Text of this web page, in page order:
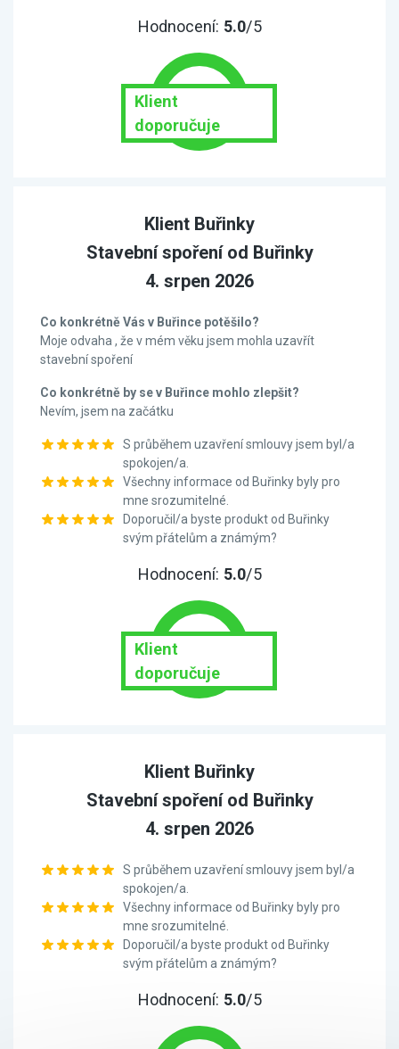
Hodnocení: 5.0/5
Klient
doporučuje
Klient Buřinky
Stavební spoření od Buřinky
4. srpen 2026
Co konkrétně Vás v Buřince potěšilo?
Moje odvaha , že v mém věku jsem mohla uzavřít
stavební spoření
Co konkrétně by se v Buřince mohlo zlepšit?
Nevím, jsem na začátku
S průběhem uzavření smlouvy jsem byl/a
spokojen/a.
Všechny informace od Buřinky byly pro
mne srozumitelné.
Doporučil/a byste produkt od Buřinky
svým přátelům a známým?
Hodnocení: 5.0/5
Klient
doporučuje
Klient Buřinky
Stavební spoření od Buřinky
4. srpen 2026
S průběhem uzavření smlouvy jsem byl/a
spokojen/a.
Všechny informace od Buřinky byly pro
mne srozumitelné.
Doporučil/a byste produkt od Buřinky
svým přátelům a známým?
Hodnocení: 5.0/5